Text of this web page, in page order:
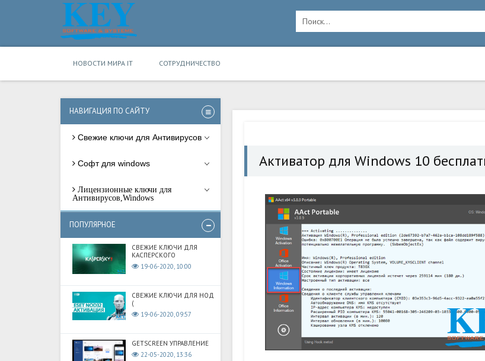
НОВОСТИ МИРА IT СОТРУДНИЧЕСТВО
НАВИГАЦИЯ ПО САЙТУ
Свежие ключи для Антивирусов
Софт для windows
Лицензионные ключи для
Антивирусов,Windows
ПОПУЛЯРНОЕ
СВЕЖИЕ КЛЮЧИ ДЛЯ
КАСПЕРСКОГО
19-06-2020, 10:00
СВЕЖИЕ КЛЮЧИ ДЛЯ НОД
(
19-06-2020, 09:57
GETSCREEN УПРАВЛЕНИЕ
22-05-2020, 13:36
Активатор для Windows 10